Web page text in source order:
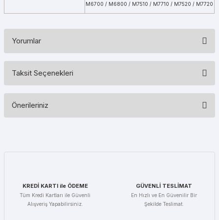
M6700 / M6800 / M7510 / M7710 / M7520 / M7720
Yorumlar
Taksit Seçenekleri
Önerileriniz
Ürün açıklamasında eksik bilgiler bulunuyor.
Ürün bilgilerinde hatalar bulunuyor.
KREDİ KARTI ile ÖDEME
Tüm Kredi Kartları ile Güvenli
Alışveriş Yapabilirsiniz.
GÜVENLİ TESLİMAT
En Hızlı ve En Güvenilir Bir
Şekilde Teslimat.